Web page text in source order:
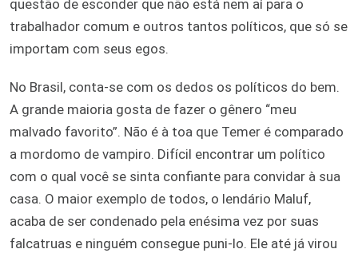
questão de esconder que não está nem aí para o
trabalhador comum e outros tantos políticos, que só se
importam com seus egos.
No Brasil, conta-se com os dedos os políticos do bem.
A grande maioria gosta de fazer o gênero “meu
malvado favorito”. Não é à toa que Temer é comparado
a mordomo de vampiro. Difícil encontrar um político
com o qual você se sinta confiante para convidar à sua
casa. O maior exemplo de todos, o lendário Maluf,
acaba de ser condenado pela enésima vez por suas
falcatruas e ninguém consegue puni-lo. Ele até já virou